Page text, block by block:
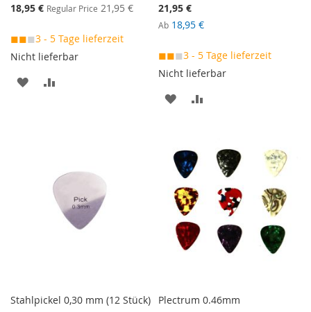
Special
18,95 € Regular Price 21,95 €
◼◼◼3 - 5 Tage lieferzeit
Nicht lieferbar
MERKEN
21,95 €
Ab 18,95 €
◼◼◼3 - 5 Tage lieferzeit
Nicht lieferbar
MERKEN
Stahlpickel 0,30 mm (12 Stück) Plectrum 0.46mm